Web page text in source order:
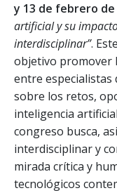
y 13 de febrero de
artificial y su
interdisciplinar”.
objetivo promover
entre especialistas
sobre los retos,
inteligencia
congreso busca,
interdisciplinar y
mirada crítica y
tecnológicos